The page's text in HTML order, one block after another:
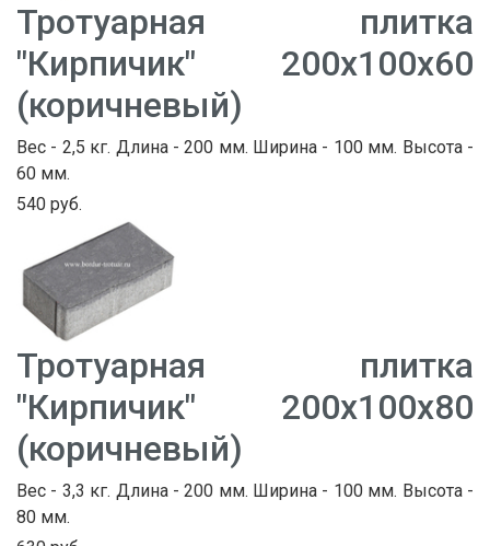
Тротуарная плитка
"Кирпичик" 200х100х60
(коричневый)
Вес - 2,5 кг. Длина - 200 мм. Ширина - 100 мм. Высота -
60 мм.
540 руб.
Тротуарная плитка
"Кирпичик" 200х100х80
(коричневый)
Вес - 3,3 кг. Длина - 200 мм. Ширина - 100 мм. Высота -
80 мм.